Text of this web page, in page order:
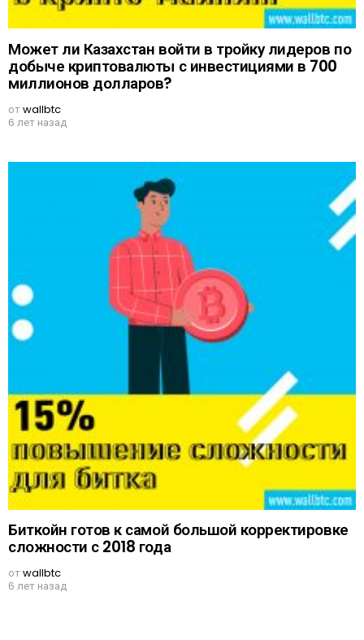
Может ли Казахстан войти в тройку лидеров по
добыче криптовалюты с инвестициями в 700
миллионов долларов?
отwallbtc
6 лет назад
Биткойн готов к самой большой корректировке
сложности с 2018 года
отwallbtc
6 лет назад